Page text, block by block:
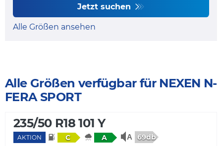
Jetzt suchen
Alle Größen ansehen
Alle Größen verfügbar für NEXEN N-
FERA SPORT
235/50 R18 101 Y
AKTION C A 69db